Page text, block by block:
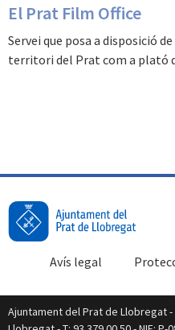
El Prat Film Office
Servei que posa a disposició
territori del Prat com a plató
Avís legal
Ajuntament del Prat de Llobregat -